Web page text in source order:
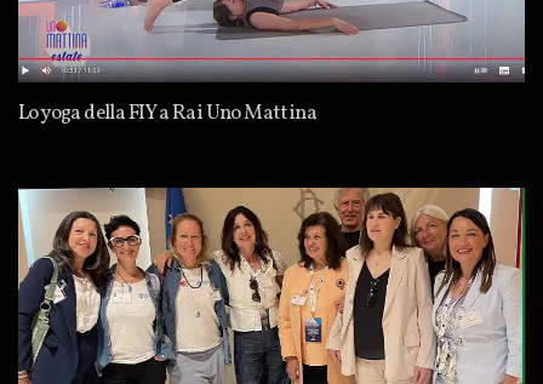
Lo yoga della FIY a Rai Uno Mattina